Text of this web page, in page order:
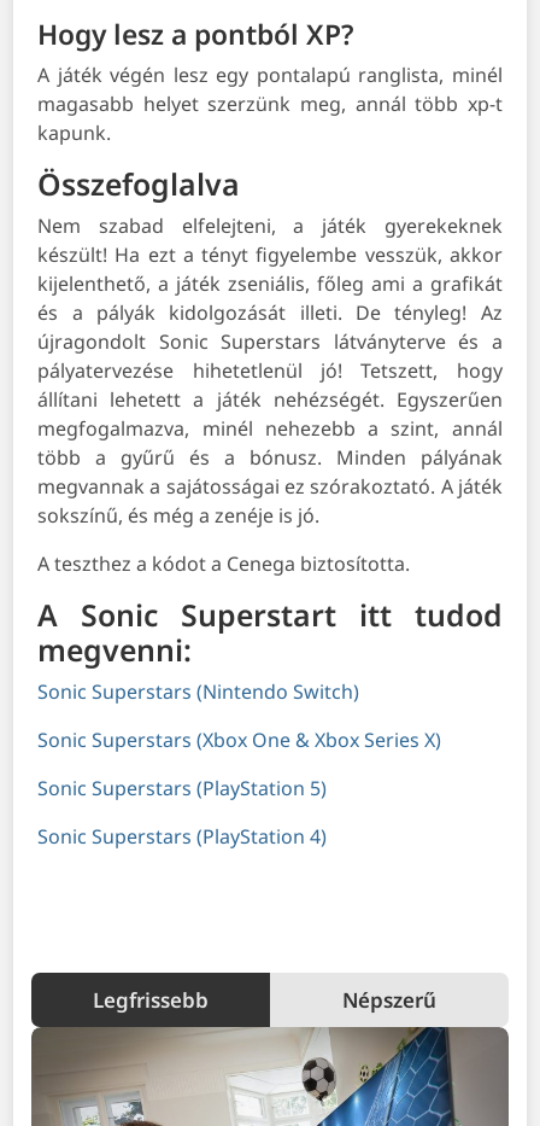
Hogy lesz a pontból XP?
A játék végén lesz egy pontalapú ranglista, minél
magasabb helyet szerzünk meg, annál több xp-t
kapunk.
Összefoglalva
Nem szabad elfelejteni, a játék gyerekeknek
készült! Ha ezt a tényt figyelembe vesszük, akkor
kijelenthető, a játék zseniális, főleg ami a grafikát
és a pályák kidolgozását illeti. De tényleg! Az
újragondolt Sonic Superstars látványterve és a
pályatervezése hihetetlenül jó! Tetszett, hogy
állítani lehetett a játék nehézségét. Egyszerűen
megfogalmazva, minél nehezebb a szint, annál
több a gyűrű és a bónusz. Minden pályának
megvannak a sajátosságai ez szórakoztató. A játék
sokszínű, és még a zenéje is jó.
A teszthez a kódot a Cenega biztosította.
A Sonic Superstart itt tudod
megvenni:
Sonic Superstars (Nintendo Switch)
Sonic Superstars (Xbox One & Xbox Series X)
Sonic Superstars (PlayStation 5)
Sonic Superstars (PlayStation 4)
Legfrissebb Népszerű